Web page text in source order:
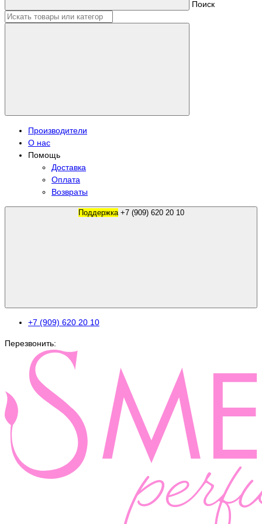
Поиск
Производители
О нас
Помощь
Доставка
Оплата
Возвраты
Поддержка +7 (909) 620 20 10
+7 (909) 620 20 10
Перезвонить: